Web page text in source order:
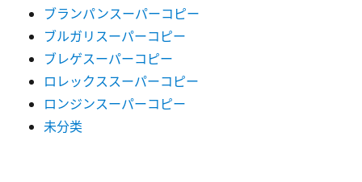
ブランパンスーパーコピー
ブルガリスーパーコピー
ブレゲスーパーコピー
ロレックススーパーコピー
ロンジンスーパーコピー
未分类